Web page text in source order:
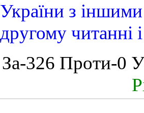
України з
другому читанні
За-326 Проти-0